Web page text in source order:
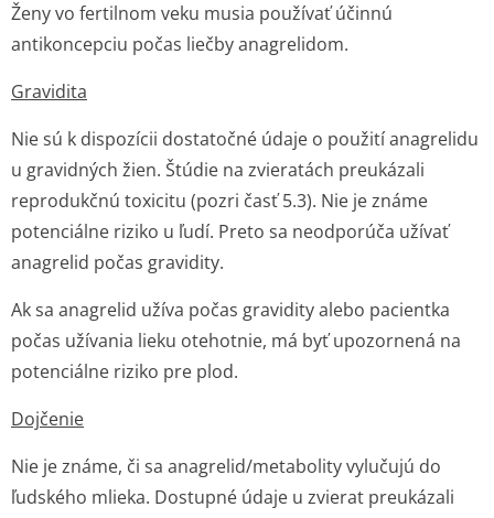
Ženy vo fertilnom veku musia používať účinnú
antikoncepciu počas liečby anagrelidom.
Gravidita
Nie sú k dispozícii dostatočné údaje o použití anagrelidu
u gravidných žien. Štúdie na zvieratách preukázali
reprodukčnú toxicitu (pozri časť 5.3). Nie je známe
potenciálne riziko u ľudí. Preto sa neodporúča užívať
anagrelid počas gravidity.
Ak sa anagrelid užíva počas gravidity alebo pacientka
počas užívania lieku otehotnie, má byť upozornená na
potenciálne riziko pre plod.
Dojčenie
Nie je známe, či sa anagrelid/meta­bolity vylučujú do
ľudského mlieka. Dostupné údaje u zvierat preukázali